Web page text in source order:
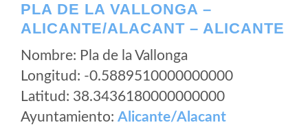
PLA DE LA VALLONGA –
ALICANTE/ALACANT – ALICANTE
Nombre: Pla de la Vallonga
Longitud: -0.5889510000000000
Latitud: 38.3436180000000000
Ayuntamiento: Alicante/Alacant